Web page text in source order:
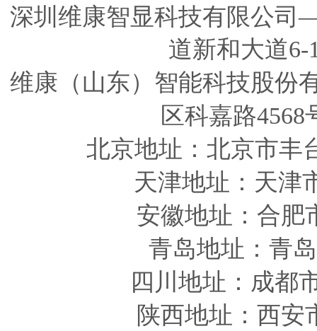
深圳维康智显科技有限公
道新和大道6-
维康（山东）智能科技股
区科嘉路
北京地址：北京市丰
天津地址 ：天津
安徽地址 ：合
青岛地址 ：青
四川 地址 ：成都
陕西地址 ：西